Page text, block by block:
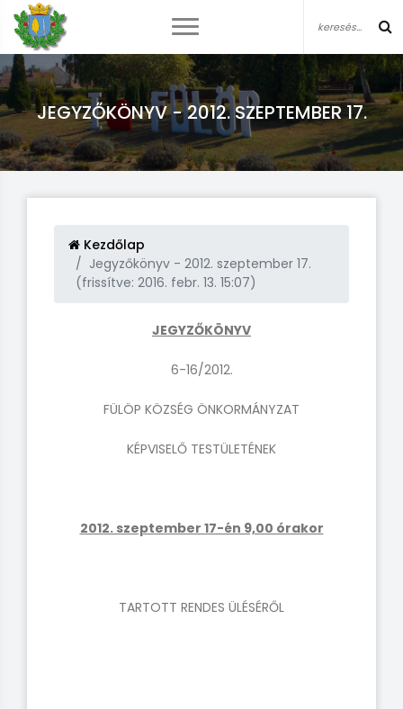
JEGYZŐKÖNYV - 2012. SZEPTEMBER 17.
Kezdőlap
Jegyzőkönyv - 2012. szeptember 17.
(frissítve: 2016. febr. 13. 15:07)
JEGYZŐKÖNYV
6-16/2012.
FÜLÖP KÖZSÉG ÖNKORMÁNYZAT
KÉPVISELŐ TESTÜLETÉNEK
2012. szeptember 17-én 9,00 órakor
TARTOTT RENDES ÜLÉSÉRŐL